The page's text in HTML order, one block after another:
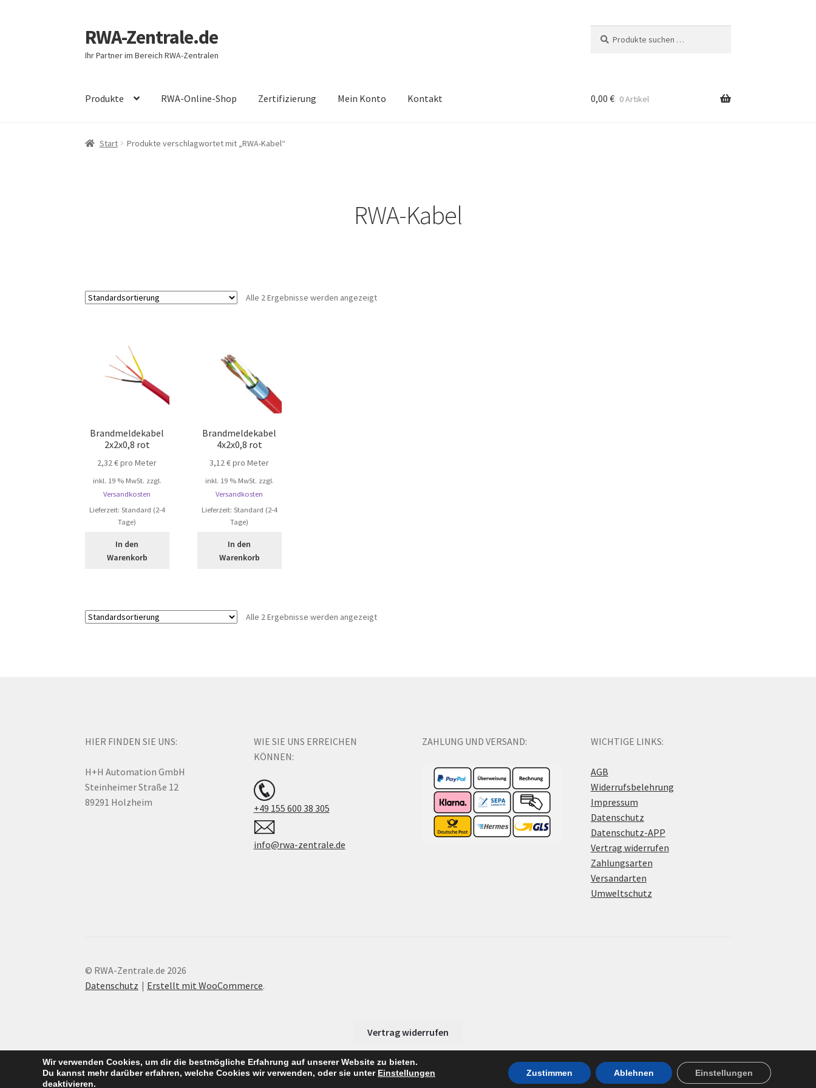
Zur
Navigation
springen
Zum
Inhalt
springen
RWA-Zentrale.de
Ihr Partner im Bereich RWA-Zentralen
nach:
Produkte RWA-Online-Shop Zertifizierung Mein Konto Kontakt 0,00 € 0 Artikel
Start Produkte verschlagwortet mit „RWA-Kabel“
RWA-Kabel
Alle 2 Ergebnisse werden angezeigt
Brandmeldekabel
2x2x0,8 rot
2,32€pro Meter
inkl. 19 % MwSt. zzgl.
Versandkosten
Lieferzeit: Standard (2-4
Tage)
In den
Warenkorb
Brandmeldekabel
4x2x0,8 rot
3,12€pro Meter
inkl. 19 % MwSt. zzgl.
Versandkosten
Lieferzeit: Standard (2-4
Tage)
In den
Warenkorb
Alle 2 Ergebnisse werden angezeigt
HIER FINDEN SIE UNS:
H+H Automation GmbH
Steinheimer Straße 12
89291 Holzheim
WIE SIE UNS ERREICHEN
KÖNNEN:
+49 155 600 38 305
info@rwa-zentrale.de
ZAHLUNG UND VERSAND: WICHTIGE LINKS:
AGB
Widerrufsbelehrung
Impressum
Datenschutz
Datenschutz-APP
Vertrag widerrufen
Zahlungsarten
Versandarten
Umweltschutz
© RWA-Zentrale.de 2026
Datenschutz
Erstellt mit WooCommerce.
Vertrag widerrufen
Wir verwenden Cookies, um dir die bestmögliche Erfahrung auf unserer Website zu bieten.
Du kannst mehr darüber erfahren, welche Cookies wir verwenden, oder sie unter Einstellungen
deaktivieren.
Zustimmen Ablehnen Einstellungen